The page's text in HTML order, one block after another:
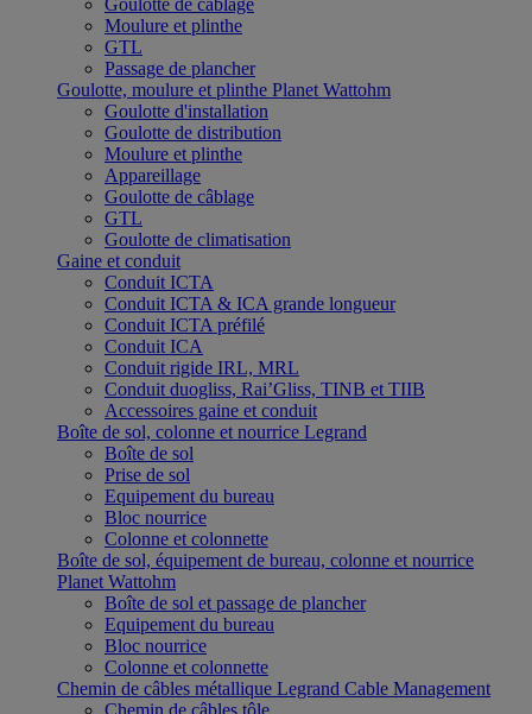
Goulotte de câblage
Moulure et plinthe
GTL
Passage de plancher
Goulotte, moulure et plinthe Planet Wattohm
Goulotte d'installation
Goulotte de distribution
Moulure et plinthe
Appareillage
Goulotte de câblage
GTL
Goulotte de climatisation
Gaine et conduit
Conduit ICTA
Conduit ICTA & ICA grande longueur
Conduit ICTA préfilé
Conduit ICA
Conduit rigide IRL, MRL
Conduit duogliss, Rai’Gliss, TINB et TIIB
Accessoires gaine et conduit
Boîte de sol, colonne et nourrice Legrand
Boîte de sol
Prise de sol
Equipement du bureau
Bloc nourrice
Colonne et colonnette
Boîte de sol, équipement de bureau, colonne et nourrice
Planet Wattohm
Boîte de sol et passage de plancher
Equipement du bureau
Bloc nourrice
Colonne et colonnette
Chemin de câbles métallique Legrand Cable Management
Chemin de câbles tôle